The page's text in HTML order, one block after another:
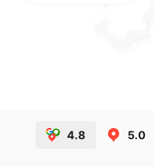
4.8 5.0